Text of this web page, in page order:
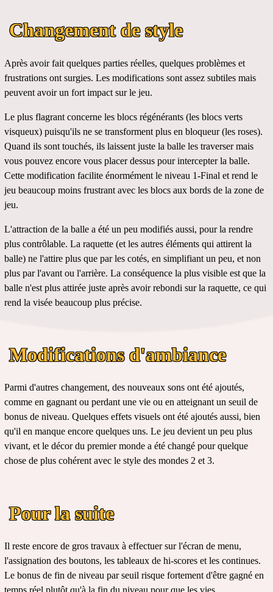
Changement de style
Après avoir fait quelques parties réelles, quelques problèmes et
frustrations ont surgies. Les modifications sont assez subtiles mais
peuvent avoir un fort impact sur le jeu.
Le plus flagrant concerne les blocs régénérants (les blocs verts
visqueux) puisqu'ils ne se transforment plus en bloqueur (les roses).
Quand ils sont touchés, ils laissent juste la balle les traverser mais
vous pouvez encore vous placer dessus pour intercepter la balle.
Cette modification facilite énormément le niveau 1-Final et rend le
jeu beaucoup moins frustrant avec les blocs aux bords de la zone de
jeu.
L'attraction de la balle a été un peu modifiés aussi, pour la rendre
plus contrôlable. La raquette (et les autres éléments qui attirent la
balle) ne l'attire plus que par les cotés, en simplifiant un peu, et non
plus par l'avant ou l'arrière. La conséquence la plus visible est que la
balle n'est plus attirée juste après avoir rebondi sur la raquette, ce qui
rend la visée beaucoup plus précise.
Modifications d'ambiance
Parmi d'autres changement, des nouveaux sons ont été ajoutés,
comme en gagnant ou perdant une vie ou en atteignant un seuil de
bonus de niveau. Quelques effets visuels ont été ajoutés aussi, bien
qu'il en manque encore quelques uns. Le jeu devient un peu plus
vivant, et le décor du premier monde a été changé pour quelque
chose de plus cohérent avec le style des mondes 2 et 3.
Pour la suite
Il reste encore de gros travaux à effectuer sur l'écran de menu,
l'assignation des boutons, les tableaux de hi-scores et les continues.
Le bonus de fin de niveau par seuil risque fortement d'être gagné en
temps réel plutôt qu'à la fin du niveau pour que les vies